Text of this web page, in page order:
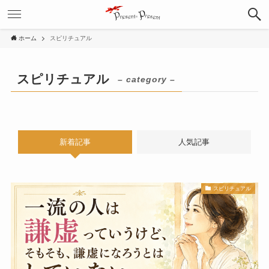
ホーム スピリチュアル
スピリチュアル – category –
新着記事 人気記事
スピリチュアル